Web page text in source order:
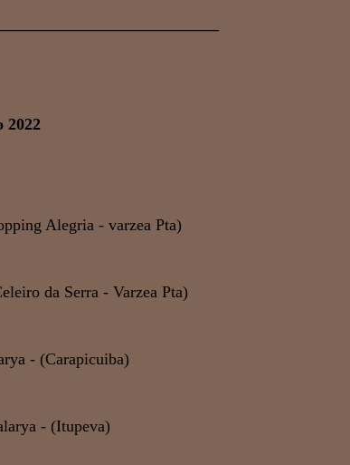
2022
Alegria - varzea Pta)
da Serra - Varzea Pta)
- (Carapicuiba)
- (Itupeva)